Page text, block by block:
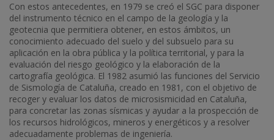
Con estos antecedentes, en 1979 se creó el SGC para disponer
del instrumento técnico en el campo de la geología y la
geotecnia que permitiera obtener, en estos ámbitos, un
conocimiento adecuado del suelo y del subsuelo para su
aplicación en la obra pública y la política territorial, y para la
evaluación del riesgo geológico y la elaboración de la
cartografía geológica. El 1982 asumió las funciones del Servicio
de Sismología de Cataluña, creado en 1981, con el objetivo de
recoger y evaluar los datos de microsismicidad en Cataluña,
para concretar las zonas sísmicas y ayudar a la prospección de
los recursos hidrológicos, mineros y energéticos y a resolver
adecuadamente problemas de ingeniería.